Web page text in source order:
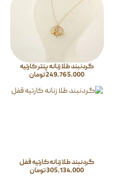
گردنبند طلا زنانه پنتر کارتیه
249,765,000تومان
گردنبند طلا زنانه کارتیه قفل
305,134,000تومان